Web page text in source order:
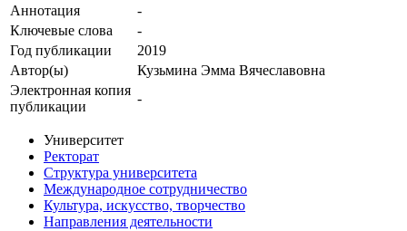
Аннотация
-
Ключевые cлова
-
Год публикации
2019
Автор(ы)
Кузьмина Эмма Вячеславовна
Электронная копия
публикации
-
Университет
Ректорат
Структура университета
Международное сотрудничество
Культура, искусство, творчество
Направления деятельности